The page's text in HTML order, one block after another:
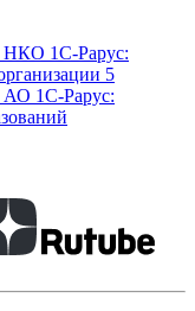
НКО 1С-Рарус:
5
АО 1С-Рарус: